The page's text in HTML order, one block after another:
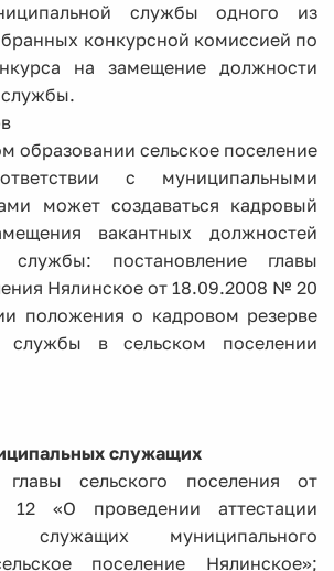
службы одного из
конкурсной комиссией по
на замещение должности
образовании сельское поселение
с муниципальными
может создаваться кадровый
вакантных должностей
службы: постановление главы
Нялинское от 18.09.2008 № 20
положения о кадровом резерве
службы в сельском поселении
служащих
главы сельского поселения от
«О проведении аттестации
служащих муниципального
поселение Нялинское»;